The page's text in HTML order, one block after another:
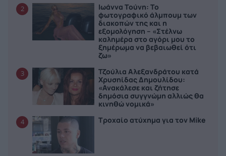
2
Ιωάννα Τούνη: Το
φωτογραφικό άλμπουμ των
διακοπών της και η
εξομολόγηση – «Στέλνω
καλημέρα στο αγόρι μου το
ξημέρωμα να βεβαιωθεί ότι
ζω»
3
Τζούλια Αλεξανδράτου κατά
Χρυσηίδας Δημουλίδου:
«Ανακάλεσε και ζήτησε
δημόσια συγγνώμη αλλιώς θα
κινηθώ νομικά»
4 Τροχαίο ατύχημα για τον Mike